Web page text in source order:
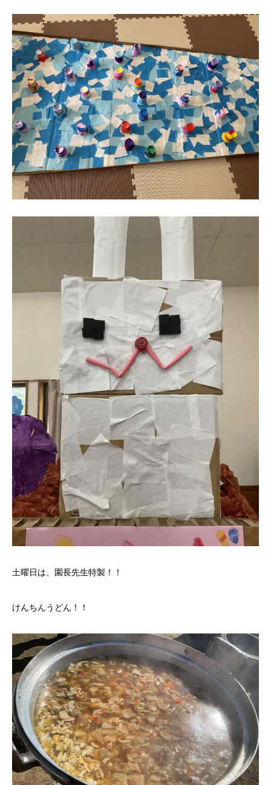
土曜日は、園長先生特製！！
けんちんうどん！！